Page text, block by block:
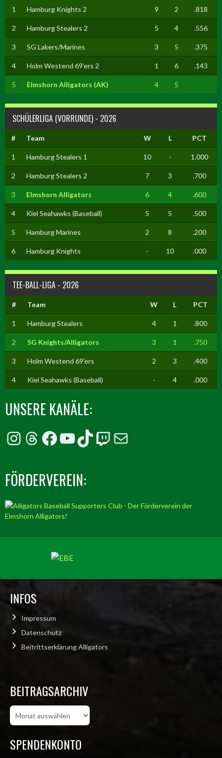
1 Hamburg Knights 2 9 2 .818
2 Hamburg Stealers 2 5 4 .556
3 SG Lakers/Marines 3 5 .375
4 Holm Westend 69'ers 2 1 6 .143
5 Elmshorn Alligators (AK) 4 5
SCHÜLERLIGA (VORRUNDE) - 2026
# Team W L PCT
1 Hamburg Stealers 1 10 - 1.000
2 Hamburg Stealers 2 7 3 .700
3 Elmshorn Alligators 6 4 .600
4 Kiel Seahawks (Baseball) 5 5 .500
5 Hamburg Marines 2 8 .200
6 Hamburg Knights - 10 .000
TEE-BALL-LIGA - 2026
# Team W L PCT
1 Hamburg Stealers 4 1 .800
2 SG Knights/Alligators 3 1 .750
3 Holm Westend 69'ers 2 3 .400
4 Kiel Seahawks (Baseball) - 4 .000
UNSERE KANÄLE:
Instagram
Threads
Facebook
YouTube
TikTok
Twitch
E-Mail
FÖRDERVEREIN:
INFOS
Impressum
Datenschutz
Beitrittserklärung Alligators
BEITRAGSARCHIV
Beitragsarchiv
SPENDENKONTO